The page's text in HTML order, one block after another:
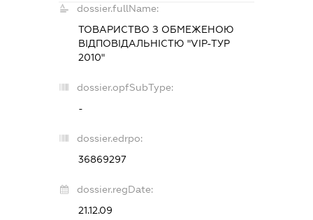
dossier.fullName:
ТОВАРИСТВО З ОБМЕЖЕНОЮ
ВІДПОВІДАЛЬНІСТЮ "VІР-ТУР
2010"
dossier.opfSubType:
-
dossier.edrpo:
36869297
dossier.regDate:
21.12.09